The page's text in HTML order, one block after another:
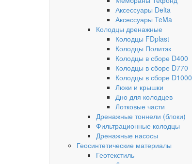
Аксессуары Delta
Аксессуары TeMa
Колодцы дренажные
Колодцы FDplast
Колодцы Политэк
Колодцы в сборе D400
Колодцы в сборе D770
Колодцы в сборе D1000
Люки и крышки
Дно для колодцев
Лотковые части
Дренажные тоннели (блоки)
Фильтрационные колодцы
Дренажные насосы
Геосинтетические материалы
Геотекстиль